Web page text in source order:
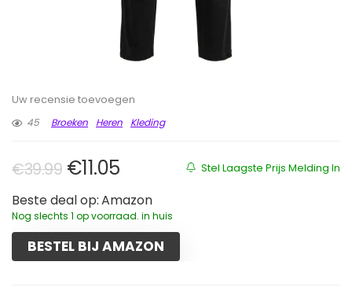
Uw recensie toevoegen
45
Broeken Heren Kleding
Stel Laagste Prijs Melding In
€39.99 Oorspronkelijke prijs was:
€11.05Huidige prijs is: €11.05.
Beste deal op: Amazon
Nog slechts 1 op voorraad. in huis
BESTEL BIJ AMAZON